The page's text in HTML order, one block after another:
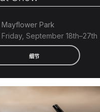
Mayflower Park
Friday, September 18th–27th
细节